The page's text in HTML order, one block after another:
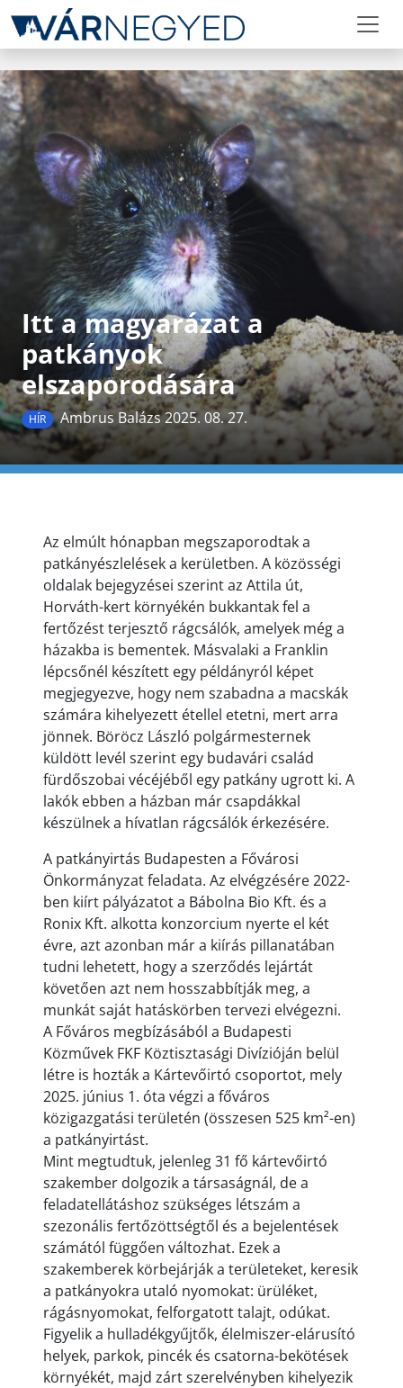
Itt a magyarázat a
patkányok
elszaporodására
HÍR Ambrus Balázs 2025. 08. 27.
Az elmúlt hónapban megszaporodtak a
patkányészlelések a kerületben. A közösségi
oldalak bejegyzései szerint az Attila út,
Horváth-kert környékén bukkantak fel a
fertőzést terjesztő rágcsálók, amelyek még a
házakba is bementek. Másvalaki a Franklin
lépcsőnél készített egy példányról képet
megjegyezve, hogy nem szabadna a macskák
számára kihelyezett étellel etetni, mert arra
jönnek. Böröcz László polgármesternek
küldött levél szerint egy budavári család
fürdőszobai vécéjéből egy patkány ugrott ki. A
lakók ebben a házban már csapdákkal
készülnek a hívatlan rágcsálók érkezésére.
A patkányirtás Budapesten a Fővárosi
Önkormányzat feladata. Az elvégzésére 2022-
ben kiírt pályázatot a Bábolna Bio Kft. és a
Ronix Kft. alkotta konzorcium nyerte el két
évre, azt azonban már a kiírás pillanatában
tudni lehetett, hogy a szerződés lejártát
követően azt nem hosszabbítják meg, a
munkát saját hatáskörben tervezi elvégezni.
A Főváros megbízásából a Budapesti
Közművek FKF Köztisztasági Divízióján belül
létre is hozták a Kártevőirtó csoportot, mely
2025. június 1. óta végzi a főváros
közigazgatási területén (összesen 525 km²-en)
a patkányirtást.
Mint megtudtuk, jelenleg 31 fő kártevőirtó
szakember dolgozik a társaságnál, de a
feladatellátáshoz szükséges létszám a
szezonális fertőzöttségtől és a bejelentések
számától függően változhat. Ezek a
szakemberek körbejárják a területeket, keresik
a patkányokra utaló nyomokat: ürüléket,
rágásnyomokat, felforgatott talajt, odúkat.
Figyelik a hulladékgyűjtők, élelmiszer-elárusító
helyek, parkok, pincék és csatorna-bekötések
környékét, majd zárt szerelvényben kihelyezik